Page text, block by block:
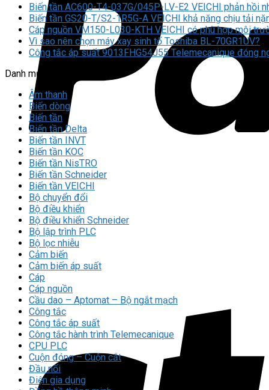
Biến tần AC600-T4-037G/045P-LV-E2 VEICHI phản hồi
Biến tần GS20-T/S2-1R5G-A VEICHI khả năng chịu tải
Cáp nguồn VM150-L030-KTH VEICHI có phù hợp môi
Vì sao nên chọn máy xay sinh tố Toshiba BL-70GR1UV?
Công tắc áp suất 9013FHG54J55 Telemecanique đóng
Danh mục
Âm thanh
Biến dòng
Biến tần
Biến tần Delta
Biến tần INVT
Biến tần KOC
Biến tần NisTRO
Biến tần Schneider
Biến tần VEICHI
Bộ chuyển đổi
Bộ điều khiển
Bộ điều khiển Schneider
Bộ lập trình PLC
Bộ lọc nhiễu
Cảm biến
Cảm biến áp suất
Cáp
Cáp nguồn
Cầu dao – Aptomat – Bộ ngắt mạch
Công tắc
Công tắc áp suất
Công tắc hành trình Telemecanique
CPU PLC
Cuộn đóng – Cuộn cắt
Đầu nối
Điện gia dụng